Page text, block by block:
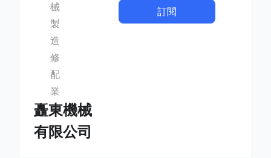
械
製
造
修
配
業
矗東機械
有限公司
訂閱